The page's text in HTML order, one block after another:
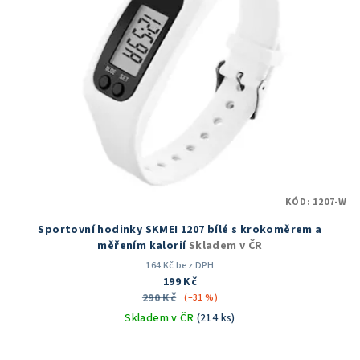
Sportovní hodinky SKMEI 1207 bílé s krokoměrem a
měřením kalorií Skladem v ČR
164 Kč bez DPH
199 Kč
290 Kč (–31 %)
Skladem v ČR (214 ks)
KÓD: 1207-W